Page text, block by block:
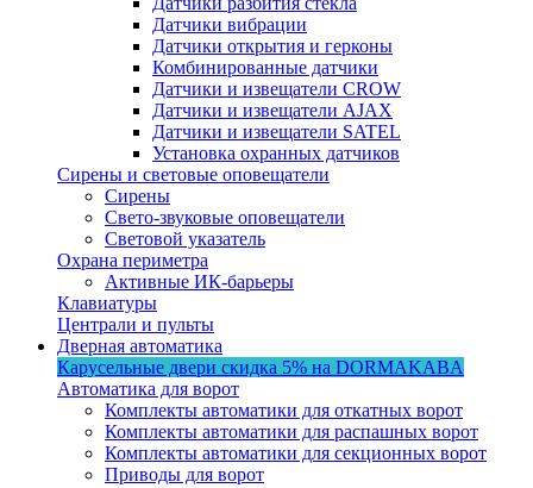
Датчики вибрации
Датчики открытия и герконы
Комбинированные датчики
Датчики и извещатели CROW
Датчики и извещатели AJAX
Датчики и извещатели SATEL
Установка охранных датчиков
Сирены и световые оповещатели
Сирены
Свето-звуковые оповещатели
Световой указатель
Охрана периметра
Активные ИК-барьеры
Клавиатуры
Централи и пульты
Дверная автоматика
Карусельные двери скидка 5% на DORMAKABA
Автоматика для ворот
Комплекты автоматики для откатных ворот
Комплекты автоматики для распашных ворот
Комплекты автоматики для секционных ворот
Приводы для ворот